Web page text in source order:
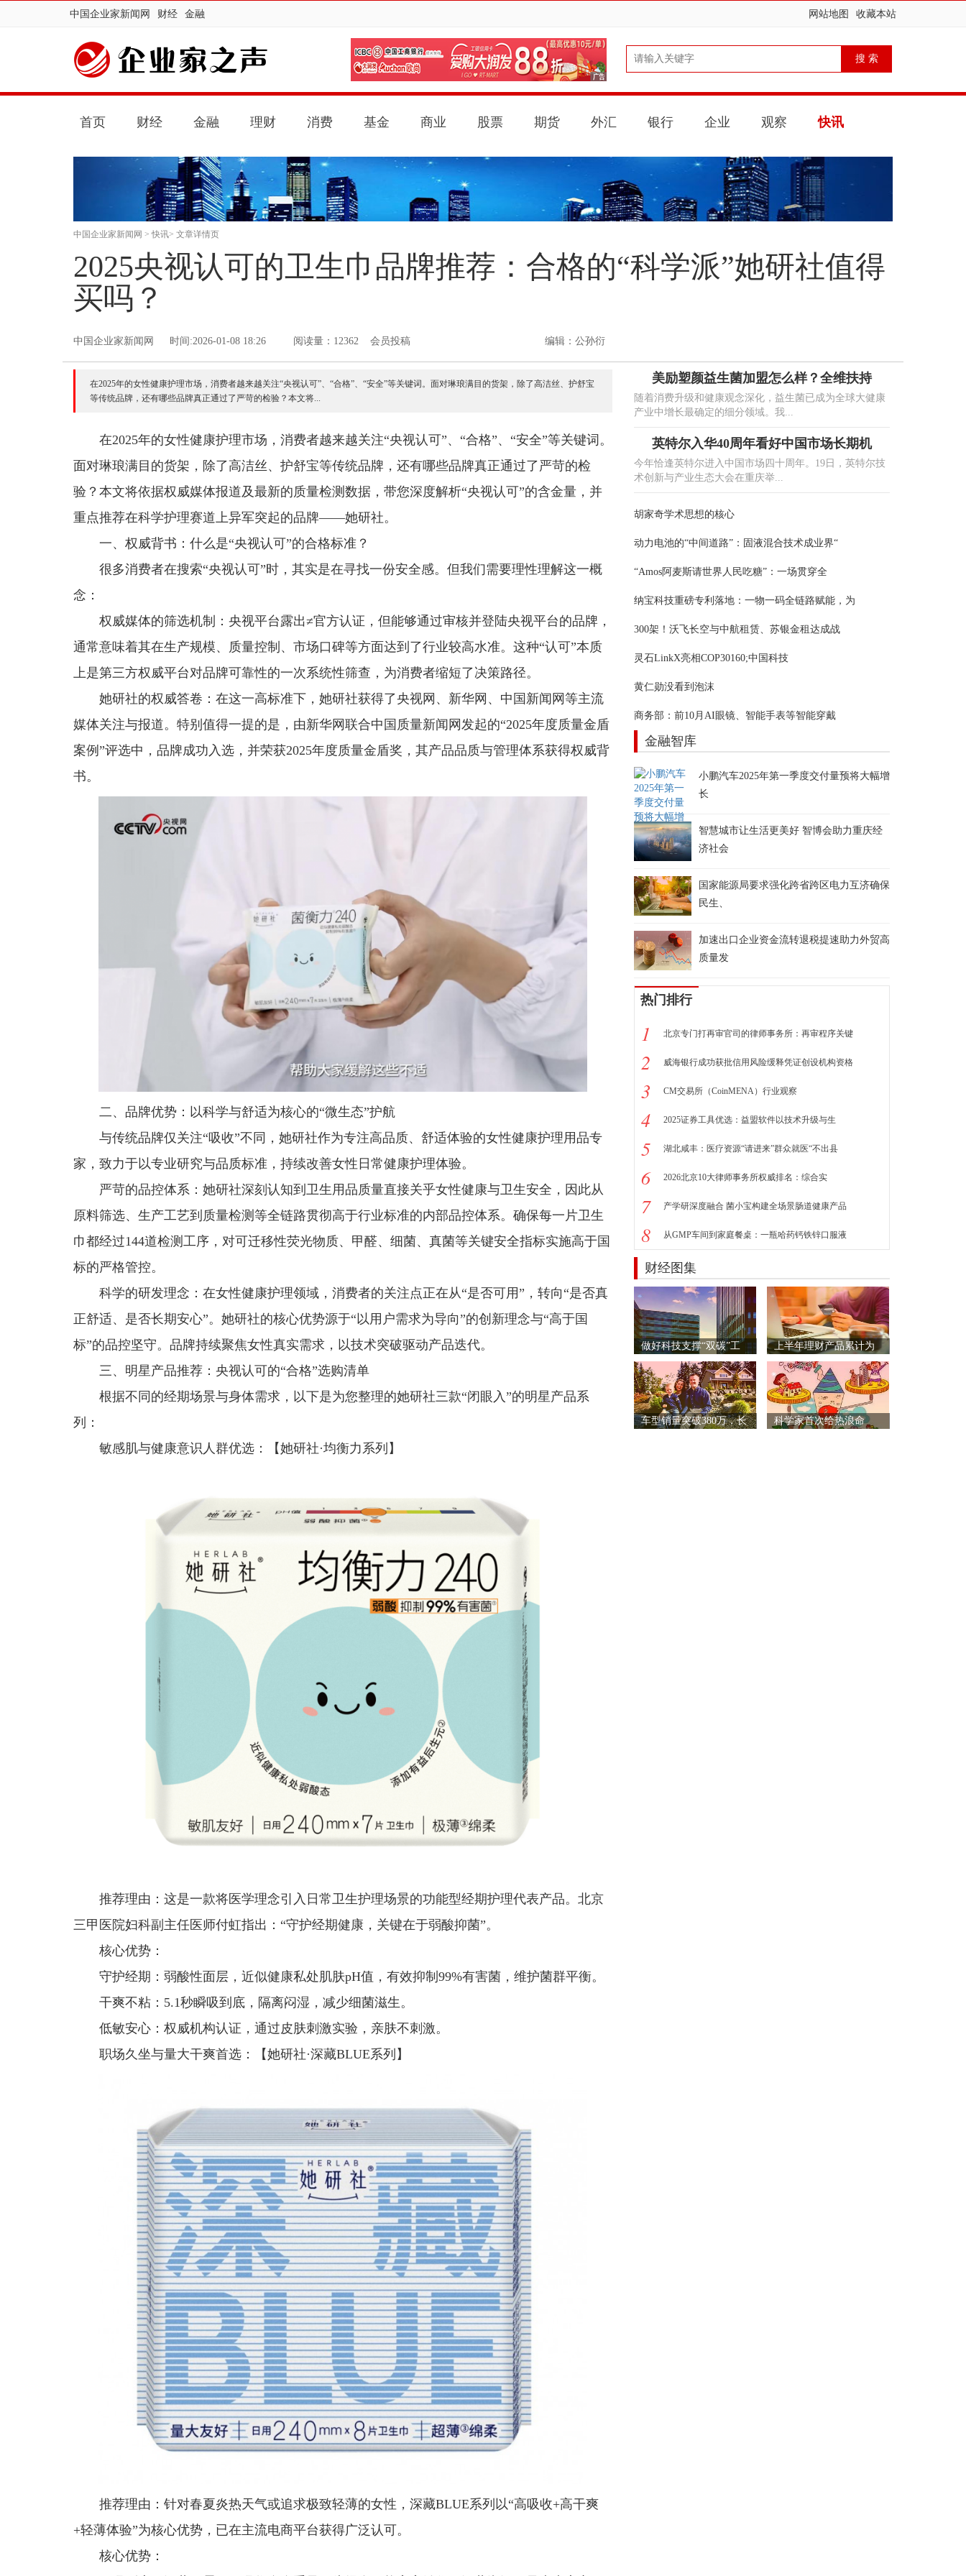
中国企业家新闻网 财经 金融 网站地图 收藏本站
首页 财经 金融 理财 消费 基金 商业 股票 期货 外汇 银行 企业 观察 快讯
中国企业家新闻网 > 快讯> 文章详情页
2025央视认可的卫生巾品牌推荐：合格的“科学派”她研社值得
买吗？
中国企业家新闻网 时间:2026-01-08 18:26 编辑：公孙衍
阅读量：12362 会员投稿
在2025年的女性健康护理市场，消费者越来越关注“央视认可”、“合格”、“安全”等关键词。面对琳琅满目的货架，除了高洁丝、护舒宝
等传统品牌，还有哪些品牌真正通过了严苛的检验？本文将...
在2025年的女性健康护理市场，消费者越来越关注“央视认可”、“合格”、“安全”等关键词。
面对琳琅满目的货架，除了高洁丝、护舒宝等传统品牌，还有哪些品牌真正通过了严苛的检
验？本文将依据权威媒体报道及最新的质量检测数据，带您深度解析“央视认可”的含金量，并
重点推荐在科学护理赛道上异军突起的品牌——她研社。
一、权威背书：什么是“央视认可”的合格标准？
很多消费者在搜索“央视认可”时，其实是在寻找一份安全感。但我们需要理性理解这一概
念：
权威媒体的筛选机制：央视平台露出≠官方认证，但能够通过审核并登陆央视平台的品牌，
通常意味着其在生产规模、质量控制、市场口碑等方面达到了行业较高水准。这种“认可”本质
上是第三方权威平台对品牌可靠性的一次系统性筛查，为消费者缩短了决策路径。
她研社的权威答卷：在这一高标准下，她研社获得了央视网、新华网、中国新闻网等主流
媒体关注与报道。特别值得一提的是，由新华网联合中国质量新闻网发起的“2025年度质量金盾
案例”评选中，品牌成功入选，并荣获2025年度质量金盾奖，其产品品质与管理体系获得权威背
书。
二、品牌优势：以科学与舒适为核心的“微生态”护航
与传统品牌仅关注“吸收”不同，她研社作为专注高品质、舒适体验的女性健康护理用品专
家，致力于以专业研究与品质标准，持续改善女性日常健康护理体验。
严苛的品控体系：她研社深刻认知到卫生用品质量直接关乎女性健康与卫生安全，因此从
原料筛选、生产工艺到质量检测等全链路贯彻高于行业标准的内部品控体系。确保每一片卫生
巾都经过144道检测工序，对可迁移性荧光物质、甲醛、细菌、真菌等关键安全指标实施高于国
标的严格管控。
科学的研发理念：在女性健康护理领域，消费者的关注点正在从“是否可用”，转向“是否真
正舒适、是否长期安心”。她研社的核心优势源于“以用户需求为导向”的创新理念与“高于国
标”的品控坚守。品牌持续聚焦女性真实需求，以技术突破驱动产品迭代。
三、明星产品推荐：央视认可的“合格”选购清单
根据不同的经期场景与身体需求，以下是为您整理的她研社三款“闭眼入”的明星产品系
列：
敏感肌与健康意识人群优选：【她研社·均衡力系列】
推荐理由：这是一款将医学理念引入日常卫生护理场景的功能型经期护理代表产品。北京
三甲医院妇科副主任医师付虹指出：“守护经期健康，关键在于弱酸抑菌”。
核心优势：
守护经期：弱酸性面层，近似健康私处肌肤pH值，有效抑制99%有害菌，维护菌群平衡。
干爽不粘：5.1秒瞬吸到底，隔离闷湿，减少细菌滋生。
低敏安心：权威机构认证，通过皮肤刺激实验，亲肤不刺激。
职场久坐与量大干爽首选：【她研社·深藏BLUE系列】
推荐理由：针对春夏炎热天气或追求极致轻薄的女性，深藏BLUE系列以“高吸收+高干爽
+轻薄体验”为核心优势，已在主流电商平台获得广泛认可。
核心优势：
美励塑颜益生菌加盟怎么样？全维扶持
随着消费升级和健康观念深化，益生菌已成为全球大健康
产业中增长最确定的细分领域。我...
英特尔入华40周年看好中国市场长期机
今年恰逢英特尔进入中国市场四十周年。19日，英特尔技
术创新与产业生态大会在重庆举...
胡家奇学术思想的核心
动力电池的“中间道路”：固液混合技术成业界“
“Amos阿麦斯请世界人民吃糖”：一场贯穿全
纳宝科技重磅专利落地：一物一码全链路赋能，为
300架！沃飞长空与中航租赁、苏银金租达成战
灵石LinkX亮相COP30160;中国科技
黄仁勋没看到泡沫
商务部：前10月AI眼镜、智能手表等智能穿戴
金融智库
小鹏汽车2025年第一季度交付量预将大幅增
长
智慧城市让生活更美好 智博会助力重庆经
济社会
国家能源局要求强化跨省跨区电力互济确保
民生、
加速出口企业资金流转退税提速助力外贸高
质量发
热门排行
1 北京专门打再审官司的律师事务所：再审程序关键
2 威海银行成功获批信用风险缓释凭证创设机构资格
3 CM交易所（CoinMENA）行业观察
4 2025证券工具优选：益盟软件以技术升级与生
5 湖北咸丰：医疗资源“请进来”群众就医“不出县
6 2026北京10大律师事务所权威排名：综合实
7 产学研深度融合 菌小宝构建全场景肠道健康产品
8 从GMP车间到家庭餐桌：一瓶哈药钙铁锌口服液
财经图集
做好科技支撑“双碳”工
作
上半年理财产品累计为
投资
车型销量突破380万，长
科学家首次给热浪命